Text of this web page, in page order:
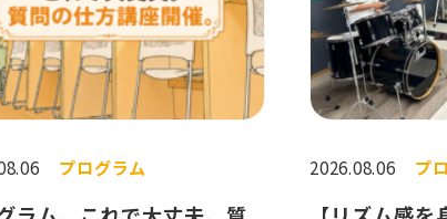
プログラム 2026.08.06 プ